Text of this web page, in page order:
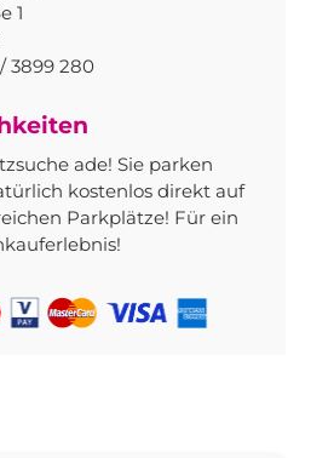
1
3899 280
ade! Sie parken
kostenlos direkt auf
Parkplätze! Für ein